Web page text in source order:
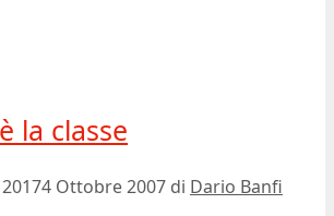
la classe
4 Ottobre 2007 di Dario Banfi